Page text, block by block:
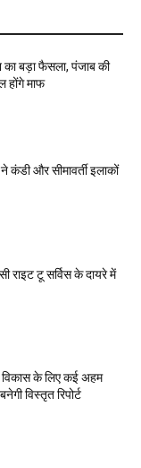
बड़ा फैसला, पंजाब की
होंगे माफ
और सीमावर्ती इलाकों
राइट टू सर्विस के दायरे में
के लिए कई अहम
विस्तृत रिपोर्ट